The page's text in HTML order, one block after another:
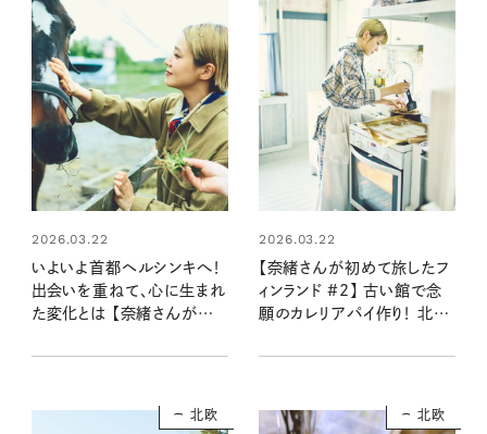
2026.03.22
いよいよ首都ヘルシンキへ！
出会いを重ねて、心に生まれ
た変化とは 【奈緒さんが初
2026.03.22
【奈緒さんが初めて旅したフ
ィンランド #2】 古い館で念
願のカレリアパイ作り！ 北欧
の魅力に触れる体験
北欧 北欧